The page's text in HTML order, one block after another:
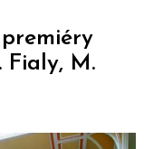
Fialy, M.